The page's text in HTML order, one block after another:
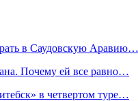
в Саудовскую Аравию…
Почему ей все равно…
в четвертом туре…